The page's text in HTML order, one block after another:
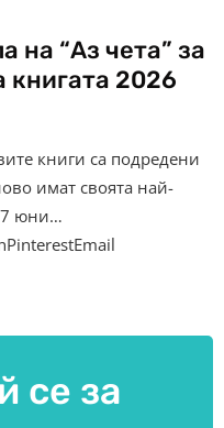
на “Аз чета” за
книгата 2026
книги са подредени
имат своята най-
7 юни…
се за